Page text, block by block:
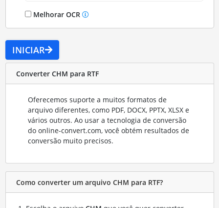
Melhorar OCR
INICIAR
Converter CHM para RTF
Oferecemos suporte a muitos formatos de
arquivo diferentes, como PDF, DOCX, PPTX, XLSX e
vários outros. Ao usar a tecnologia de conversão
do online-convert.com, você obtém resultados de
conversão muito precisos.
Como converter um arquivo CHM para RTF?